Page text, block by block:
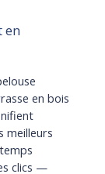
en
en bois
meilleurs
clics —